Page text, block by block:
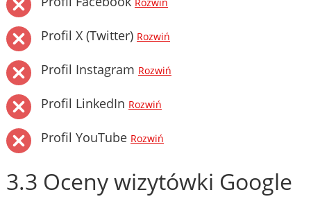
Rozwiń
Profil X (Twitter) Rozwiń
Profil Instagram Rozwiń
Profil LinkedIn Rozwiń
Profil YouTube Rozwiń
3.3 Oceny wizytówki Google